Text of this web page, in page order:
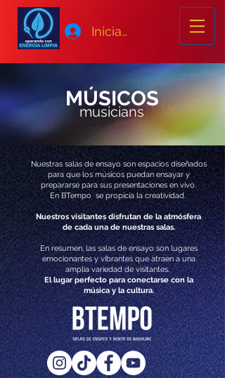
Iniciar sesión
MÚSICOS
musicians
Nuestras salas de ensayo son espacios diseñados
para que los músicos puedan ensayar y
prepararse para sus presentaciones en vivo.
En BTempo se propicia la creatividad.
Nuestros visitantes disfrutan de la atmósfera
de cada una de nuestras salas.
En resumen, las salas de ensayo son lugares
emocionantes y vibrantes que atraen a una
amplia variedad de visitantes.
El lugar perfecto para conectarse con la
música y la cultura.